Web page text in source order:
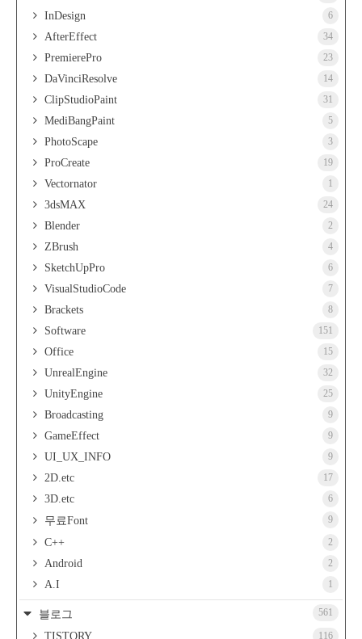
InDesign 6
AfterEffect 34
PremierePro 23
DaVinciResolve 14
ClipStudioPaint 31
MediBangPaint 5
PhotoScape 3
ProCreate 19
Vectornator 1
3dsMAX 24
Blender 2
ZBrush 4
SketchUpPro 6
VisualStudioCode 7
Brackets 8
Software 151
Office 15
UnrealEngine 32
UnityEngine 25
Broadcasting 9
GameEffect 9
UI_UX_INFO 9
2D.etc 17
3D.etc 6
무료Font 9
C++ 2
Android 2
A.I 1
블로그 561
TISTORY 116